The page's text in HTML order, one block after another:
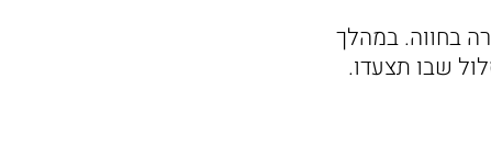
בחווה. במהלך
שבו תצעדו.